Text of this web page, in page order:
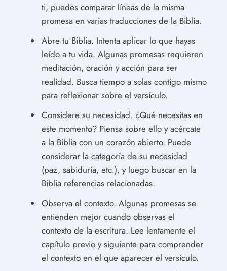
ti, puedes comparar líneas de la misma
promesa en varias traducciones de la Biblia.
Abre tu Biblia. Intenta aplicar lo que hayas
leído a tu vida. Algunas promesas requieren
meditación, oración y acción para ser
realidad. Busca tiempo a solas contigo mismo
para reflexionar sobre el versículo.
Considere su necesidad. ¿Qué necesitas en
este momento? Piensa sobre ello y acércate
a la Biblia con un corazón abierto. Puede
considerar la categoría de su necesidad
(paz, sabiduría, etc.), y luego buscar en la
Biblia referencias relacionadas.
Observa el contexto. Algunas promesas se
entienden mejor cuando observas el
contexto de la escritura. Lee lentamente el
capítulo previo y siguiente para comprender
el contexto en el que aparecer el versículo.